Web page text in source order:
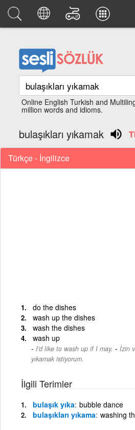
Online English Turkish and
million words and idioms.
bulaşıkları yıkamak
Türkçe - İngilizce
do the dishes
wash up the dishes
wash the dishes
wash up
I'd like to wash up if I may. - İzin
yıkamak istiyorum.
İlgili Terimler
bulaşık yıka bubble dance
bulaşıkları yıkama washing